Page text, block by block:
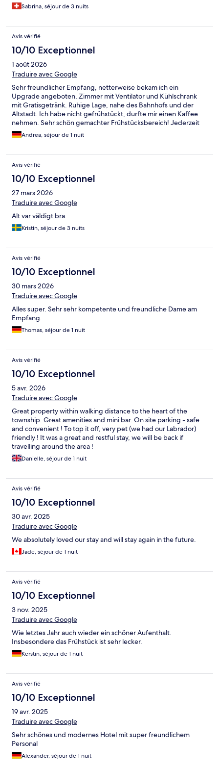
Sabrina, séjour de 3 nuits
Avis vérifié
10/10 Exceptionnel
1 août 2026
Traduire avec Google
Sehr freundlicher Empfang, netterweise bekam ich ein
Upgrade angeboten, Zimmer mit Ventilator und Kühlschrank
mit Gratisgetränk. Ruhige Lage, nahe des Bahnhofs und der
Altstadt. Ich habe nicht gefrühstückt, durfte mir einen Kaffee
nehmen. Sehr schön gemachter Frühstücksbereich! Jederzeit
wieder :-)
Andrea, séjour de 1 nuit
Avis vérifié
10/10 Exceptionnel
27 mars 2026
Traduire avec Google
Alt var väldigt bra.
Kristin, séjour de 3 nuits
Avis vérifié
10/10 Exceptionnel
30 mars 2026
Traduire avec Google
Alles super. Sehr sehr kompetente und freundliche Dame am
Empfang.
Thomas, séjour de 1 nuit
Avis vérifié
10/10 Exceptionnel
5 avr. 2026
Traduire avec Google
Great property within walking distance to the heart of the
township. Great amenities and mini bar. On site parking - safe
and convenient ! To top it off, very pet (we had our Labrador)
friendly ! It was a great and restful stay, we will be back if
travelling around the area !
Danielle, séjour de 1 nuit
Avis vérifié
10/10 Exceptionnel
30 avr. 2025
Traduire avec Google
We absolutely loved our stay and will stay again in the future.
Jade, séjour de 1 nuit
Avis vérifié
10/10 Exceptionnel
3 nov. 2025
Traduire avec Google
Wie letztes Jahr auch wieder ein schöner Aufenthalt.
Insbesondere das Frühstück ist sehr lecker.
Kerstin, séjour de 1 nuit
Avis vérifié
10/10 Exceptionnel
19 avr. 2025
Traduire avec Google
Sehr schönes und modernes Hotel mit super freundlichem
Personal
Alexander, séjour de 1 nuit